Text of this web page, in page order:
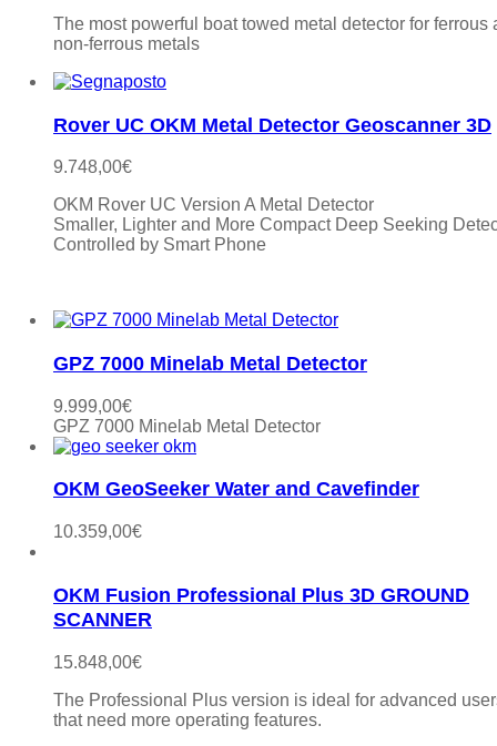
The most powerful boat towed metal detector for ferrous
non-ferrous metals
Rover UC OKM Metal Detector Geoscanner 3D
9.748,00€
OKM Rover UC Version A Metal Detector
Smaller, Lighter and More Compact Deep Seeking
Controlled by Smart Phone
GPZ 7000 Minelab Metal Detector
9.999,00€
GPZ 7000 Minelab Metal Detector
OKM GeoSeeker Water and Cavefinder
10.359,00€
OKM Fusion Professional Plus 3D GROUND
SCANNER
15.848,00€
The Professional Plus version is ideal for advanced
that need more operating features.